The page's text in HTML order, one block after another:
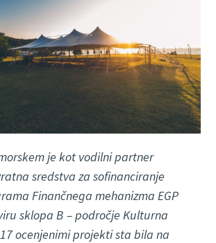
je kot vodilni partner
sredstva za sofinanciranje
Finančnega mehanizma EGP
sklopa B – področje Kulturna
ocenjenimi projekti sta bila na